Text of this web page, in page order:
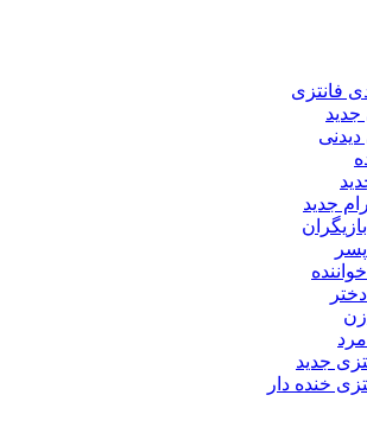
فانتزی
جدید
دیدنی
جدید
جدید
خنده دار